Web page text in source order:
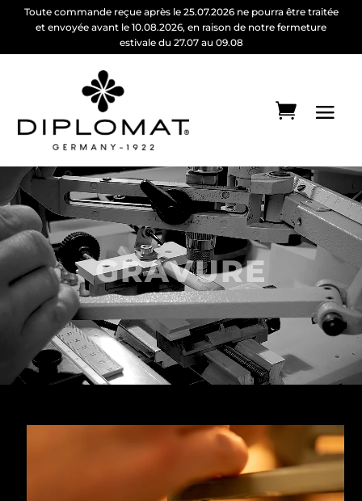
Toute commande reçue après le 25.07.2026 ne pourra être traitée
et envoyée avant le 10.08.2026, en raison de notre fermeture
estivale du 27.07 au 09.08
GRAVURE
Lecteur
vidéo